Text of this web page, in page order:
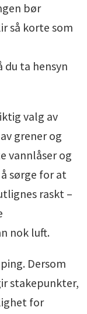
bør
så korte som
du ta hensyn
valg av
grener og
vannlåser og
sørge for at
raskt –
nok luft.
Dersom
stakepunkter,
for